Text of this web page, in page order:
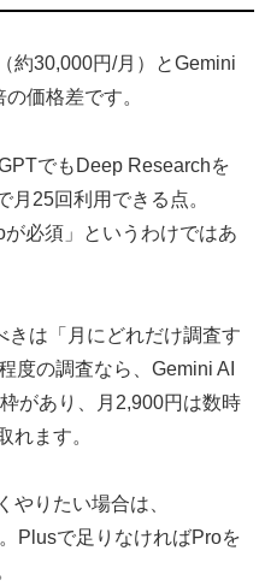
約30,000円/月）とGemini
価格差です。
でもDeep Researchを
25回利用できる点。
が必須」というわけではあ
きは「月にどれだけ調査す
度の調査なら、Gemini AI
があり、月2,900円は数時
れます。
やりたい場合は、
Plusで足りなければProを